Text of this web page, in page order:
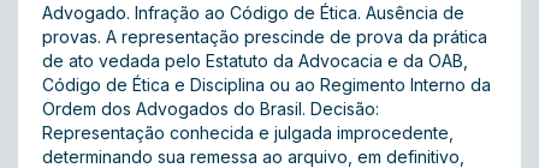
Advogado. Infração ao Código de Ética. Ausência de
provas. A representação prescinde de prova da prática
de ato vedada pelo Estatuto da Advocacia e da OAB,
Código de Ética e Disciplina ou ao Regimento Interno da
Ordem dos Advogados do Brasil. Decisão:
Representação conhecida e julgada improcedente,
determinando sua remessa ao arquivo, em definitivo,